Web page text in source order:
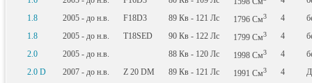
1.8
2005 - до н.в. F18D3 89 Кв - 121 Лс 1796 См3 4
1.8
2005 - до н.в. T18SED 90 Кв - 122 Лс 1799 См3 4
2.0
2005 - до н.в. 88 Кв - 120 Лс 1998 См3 4
2.0 D
2007 - до н.в. Z 20 DM 89 Кв - 121 Лс 1991 См3 4